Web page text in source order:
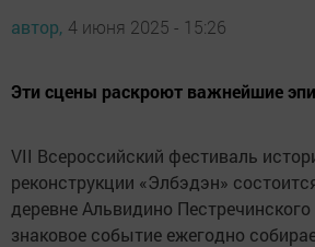
автор, 4 июня 2025 - 15:26
Эти сцены раскроют важнейшие
VII Всероссийский фестиваль
реконструкции «Элбэдэн»
деревне Альвидино
знаковое событие ежегодно